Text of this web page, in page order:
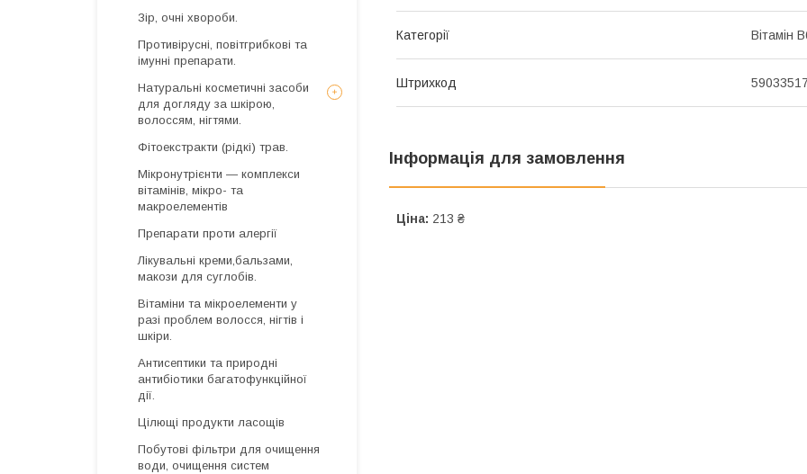
Категорії Вітамін
Штрихкод
Інформація для замовлення
Ціна: 213 ₴
Зір, очні хвороби.
Противірусні, повітгрибкові та
імунні препарати.
Натуральні косметичні засоби
для догляду за шкірою,
волоссям, нігтями.
Фітоекстракти (рідкі) трав.
Мікронутрієнти — комплекси
вітамінів, мікро- та
макроелементів
Препарати проти алергії
Лікувальні креми,бальзами,
макози для суглобів.
Вітаміни та мікроелементи у
разі проблем волосся, нігтів і
шкіри.
Антисептики та природні
антибіотики багатофункційної
дії.
Цілющі продукти ласощів
Побутові фільтри для очищення
води, очищення систем